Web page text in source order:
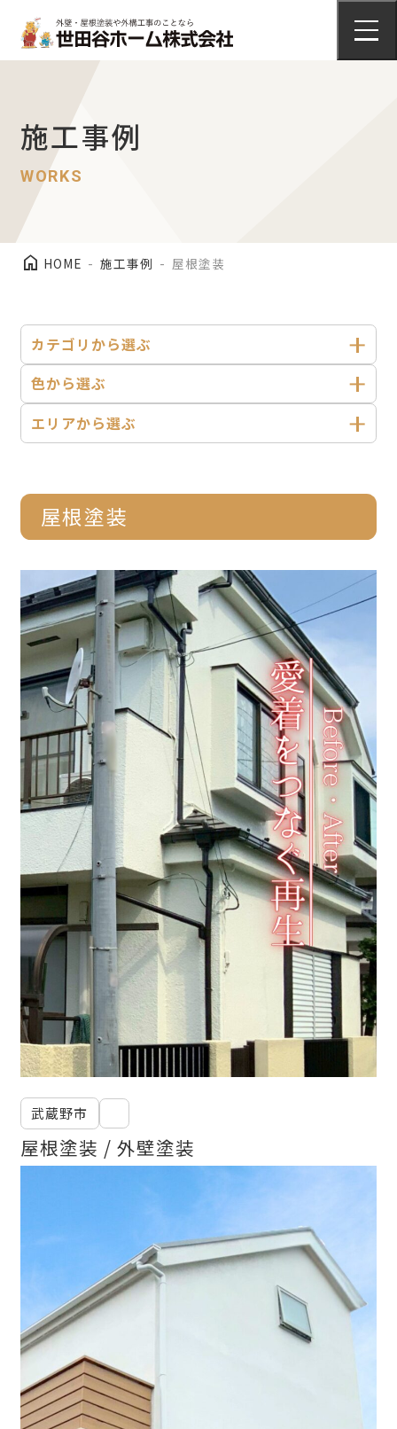
施工事例
施工事例
arrow_right_alt
会社情報
業務内容
施工事例
お客様の声
サービス
よくあるご質問
お知らせ
せた父さんコラム
採用情報
コラム
せた父さん
コラム
Contact Us
施工事例
WORKS
home HOME 施工事例 屋根塗装
屋根塗装
武蔵野市
屋根塗装 外壁塗装
カテゴリから選ぶ
色から選ぶ
エリアから選ぶ